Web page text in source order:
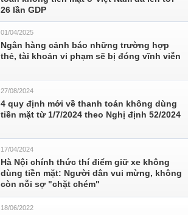
26 lần GDP
01/04/2025
Ngân hàng cảnh báo những trường hợp
thẻ, tài khoản vi phạm sẽ bị đóng vĩnh viễn
27/08/2024
4 quy định mới về thanh toán không dùng
tiền mặt từ 1/7/2024 theo Nghị định 52/2024
17/04/2024
Hà Nội chính thức thí điểm giữ xe không
dùng tiền mặt: Người dân vui mừng, không
còn nỗi sợ "chặt chém"
18/06/2022